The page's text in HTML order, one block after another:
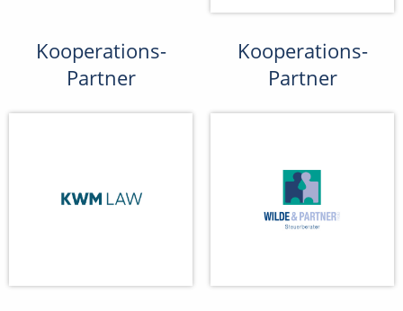
Kooperations-
Partner
Kooperations-
Partner